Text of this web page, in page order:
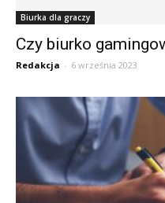
Biurka dla graczy
Czy biurko
Redakcja - 6 września 2023